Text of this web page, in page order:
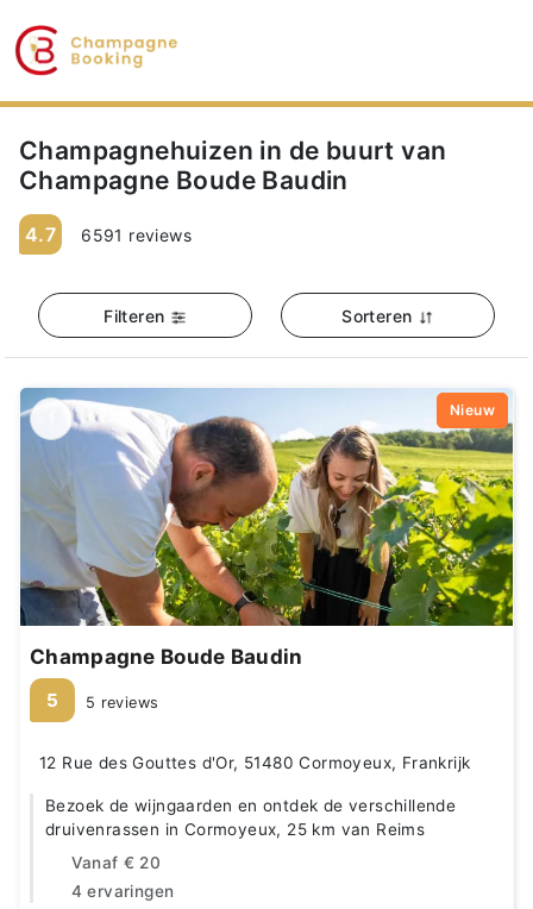
Champagnehuizen in de buurt van
Champagne Boude Baudin
4.7 6591 reviews
Filteren Sorteren
Nieuw
Champagne Boude Baudin
5 5 reviews
12 Rue des Gouttes d'Or, 51480 Cormoyeux, Frankrijk
Bezoek de wijngaarden en ontdek de verschillende
druivenrassen in Cormoyeux, 25 km van Reims
Vanaf € 20
4 ervaringen